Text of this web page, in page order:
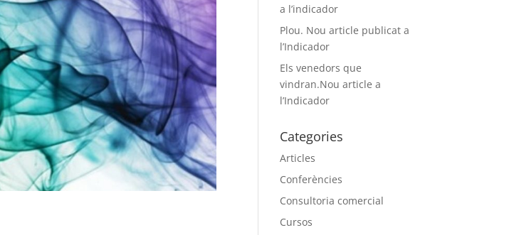
a l’indicador
Plou. Nou article publicat a
l’Indicador
Els venedors que
vindran.Nou article a
l’Indicador
Categories
Articles
Conferències
Consultoria comercial
Cursos